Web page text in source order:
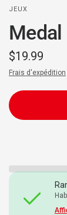
JEUX
Medal
$19.99
Frais d'expédition